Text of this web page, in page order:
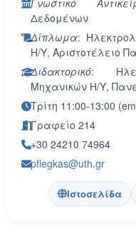
Δεδομένων
Δίπλωμα:
Η/Υ, Αριστοτέλειο
Διδακτορικό:
Μηχανικών Η/Υ,
Τρίτη 11:00-13:00
Γραφείο 214
+30 24210 74964
pflegkas@uth.gr
Ιστοσελίδα